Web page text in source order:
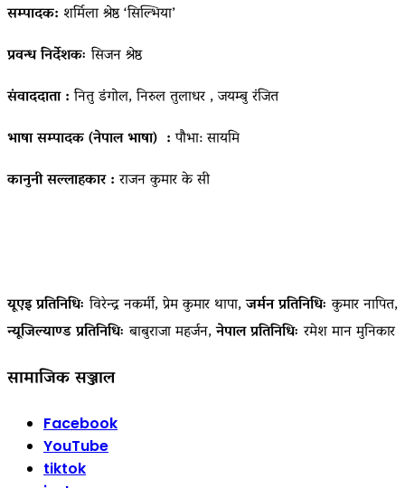
सम्पादक: शर्मिला श्रेष्ठ ‘सिल्भिया’
प्रवन्ध निर्देशकःसिजन श्रेष्ठ
संवाददाता :नितु डंगोल, निरुल तुलाधर , जयम्बु रंजित
भाषा सम्पादक (नेपाल भाषा) :पौभा: सायमि
कानुनी सल्लाहकार :राजन कुमार के सी
यूएइ प्रतिनिधिः विरेन्द्र नकर्मी, प्रेम कुमार थापा,जर्मन प्रतिनिधिः कुमार नापित,
न्यूजिल्याण्ड प्रतिनिधिः बाबुराजा महर्जन,नेपाल प्रतिनिधिः रमेश मान मुनिकार
सामाजिक सञ्जाल
Facebook
YouTube
tiktok